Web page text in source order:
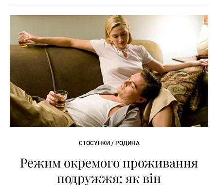
СТОСУНКИ / РОДИНА
Режим окремого проживання
подружжя: як він